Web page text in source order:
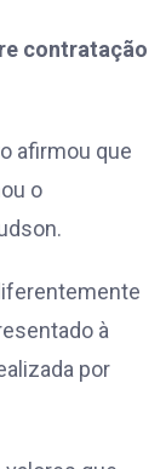
contratação
afirmou que
o
à
por